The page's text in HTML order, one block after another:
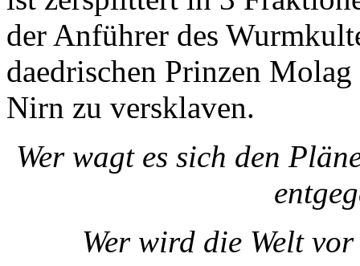
der Anführer des
daedrischen Prinzen
Nirn zu versklaven.
Wer wagt es sich den
Wer wird die Welt